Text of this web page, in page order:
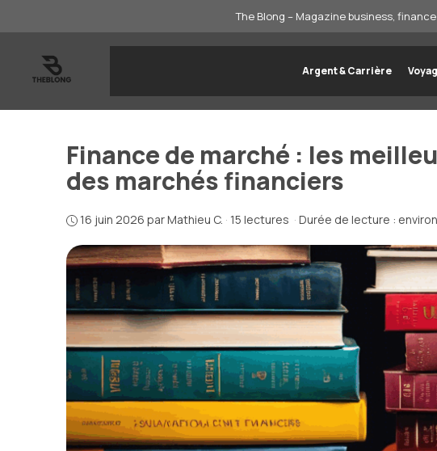
au
contenu
The Blong – Magazine business,
Argent & Carrière
Finance de marché : les
des marchés financiers
16 juin 2026 parMathieu C. · 15 lectures · Durée de lecture :